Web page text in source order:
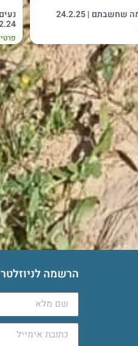
| 24.2.25
הרשמה לניוזלטר